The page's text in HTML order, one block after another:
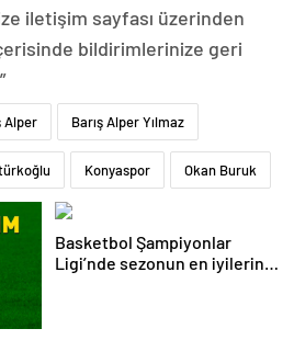
iletişim sayfası üzerinden
bildirimlerinize geri
Alper Barış Alper Yılmaz
Konyaspor Okan Buruk
Basketbol Şampiyonlar
Ligi’nde sezonun en iyilerine